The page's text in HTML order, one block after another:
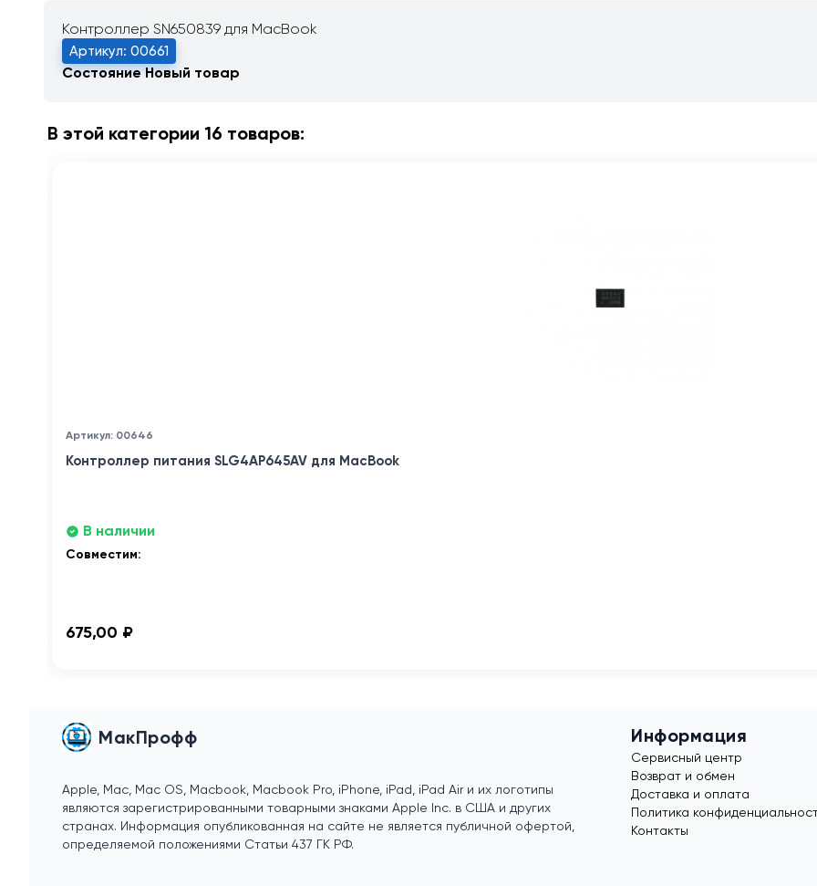
Контроллер SN650839 для MacBook
Артикул: 00661
СостояниеНовый товар
В этой категории 16 товаров:
Артикул: 00646
Контроллер питания SLG4AP645AV для MacBook
В наличии
Совместим:
675,00 ₽
МакПрофф
Apple, Mac, Mac OS, Macbook, Macbook Pro, iPhone, iPad, iPad Air и их логотипы
являются зарегистрированными товарными знаками Apple Inc. в США и других
странах. Информация опубликованная на сайте не является публичной офертой,
определяемой положениями Статьи 437 ГК РФ.
Информация
Сервисный центр
Возврат и обмен
Доставка и оплата
Политика
Контакты